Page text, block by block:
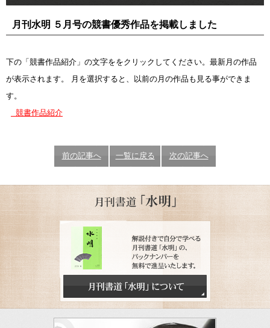
月刊水明 ５月号の競書優秀作品を掲載しました
下の「競書作品紹介」の文字ををクリックしてください。最新月の作品
が表示されます。 月を選択すると、以前の月の作品も見る事ができま
す。
競書作品紹介
前の記事へ 一覧に戻る 次の記事へ